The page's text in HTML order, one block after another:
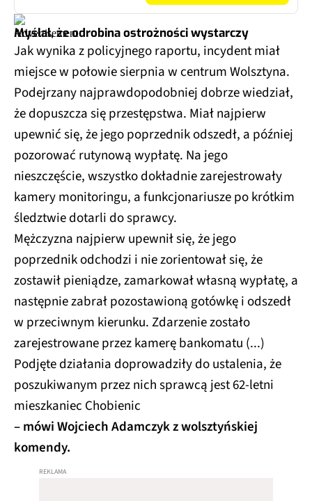
Myślał, że odrobina ostrożności wystarczy
Jak wynika z policyjnego raportu, incydent miał
miejsce w połowie sierpnia w centrum Wolsztyna.
Podejrzany najprawdopodobniej dobrze wiedział,
że dopuszcza się przestępstwa. Miał najpierw
upewnić się, że jego poprzednik odszedł, a później
pozorować rutynową wypłatę. Na jego
nieszczęście, wszystko dokładnie zarejestrowały
kamery monitoringu, a funkcjonariusze po krótkim
śledztwie dotarli do sprawcy.
Mężczyzna najpierw upewnił się, że jego
poprzednik odchodzi i nie zorientował się, że
zostawił pieniądze, zamarkował własną wypłatę, a
następnie zabrał pozostawioną gotówkę i odszedł
w przeciwnym kierunku. Zdarzenie zostało
zarejestrowane przez kamerę bankomatu (...)
Podjęte działania doprowadziły do ustalenia, że
poszukiwanym przez nich sprawcą jest 62-letni
mieszkaniec Chobienic
– mówi Wojciech Adamczyk z wolsztyńskiej
komendy.